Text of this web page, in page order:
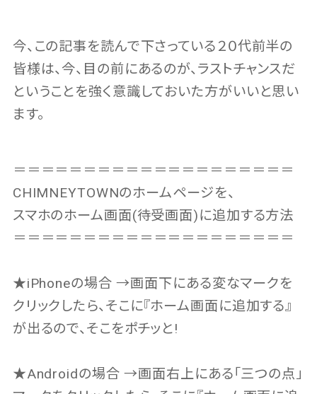
今、この記事を読んで下さっている２０代前半の
皆様は、今、目の前にあるのが、ラストチャンスだ
ということを強く意識しておいた方がいいと思い
ます。
＝＝＝＝＝＝＝＝＝＝＝＝＝＝＝＝＝＝＝＝
CHIMNEYTOWNのホームページを、
スマホのホーム画面(待受画面)に追加する方法
＝＝＝＝＝＝＝＝＝＝＝＝＝＝＝＝＝＝＝＝
★iPhoneの場合 →画面下にある変なマークを
クリックしたら、そこに『ホーム画面に追加する』
が出るので、そこをポチッと!
★Androidの場合 →画面右上にある「三つの点」